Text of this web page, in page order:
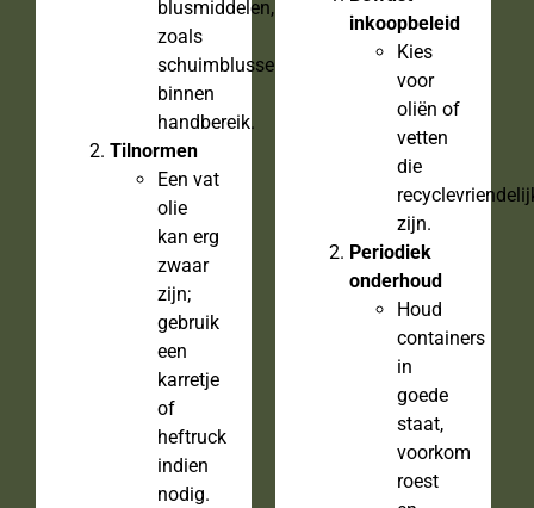
blusmiddelen,
zoals
schuimblussers,
binnen
handbereik.
Tilnormen
Een vat
olie
kan erg
zwaar
zijn;
gebruik
een
karretje
of
heftruck
indien
nodig.
inkoopbeleid
Kies
voor
oliën of
vetten
die
zijn.
Periodiek
onderhoud
Houd
containers
in
goede
staat,
voorkom
roest